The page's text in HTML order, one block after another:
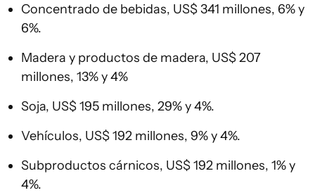
Concentrado de bebidas, US$ 341 millones, 6% y
6%.
Madera y productos de madera, US$ 207
millones, 13% y 4%
Soja, US$ 195 millones, 29% y 4%.
Vehículos, US$ 192 millones, 9% y 4%.
Subproductos cárnicos, US$ 192 millones, 1% y
4%.